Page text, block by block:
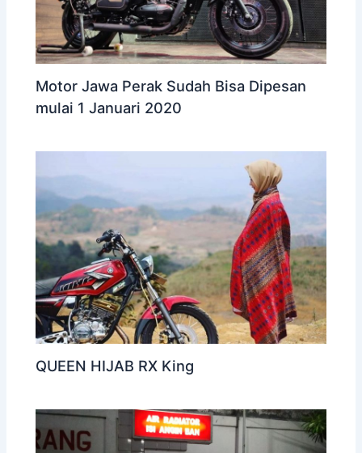
Motor Jawa Perak Sudah Bisa Dipesan
mulai 1 Januari 2020
QUEEN HIJAB RX King